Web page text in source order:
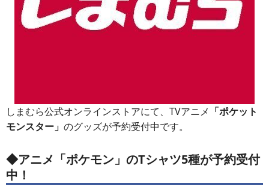
しまむら公式オンラインストアにて、TVアニメ 「ポケット
モンスター」 のグッズが予約受付中です。
◆アニメ「ポケモン」のTシャツ5種が予約受付
中！